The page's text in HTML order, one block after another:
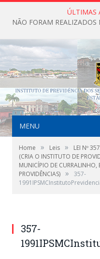
ÚLTIMAS
MENU
Home » Leis »
LEI Nº
(CRIA O INSTITUTO DE
MUNICÍPIO DE CURRALINHO,
PROVIDÊNCIAS) »
357-
357-